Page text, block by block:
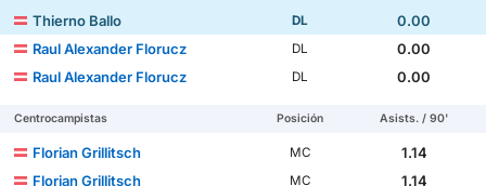
Thierno Ballo
DL
0.00
Raul Alexander Florucz
DL
0.00
Raul Alexander Florucz
DL 0.00
Centrocampistas Posición Asists. / 90'
Florian Grillitsch MC
1.14
Florian Grillitsch
MC
1.14